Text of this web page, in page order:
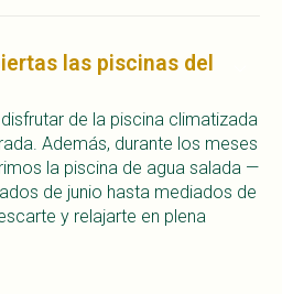
las piscinas del
de la piscina climatizada
Además, durante los meses
la piscina de agua salada —
de junio hasta mediados de
y relajarte en plena